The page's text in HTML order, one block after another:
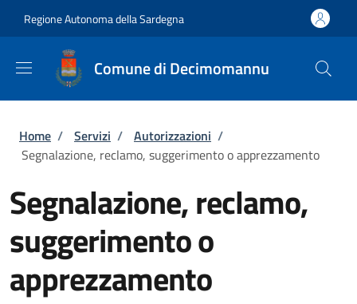
Regione Autonoma della Sardegna
Comune di Decimomannu
Briciole di pane
Home / Servizi / Autorizzazioni /
Segnalazione, reclamo, suggerimento o apprezzamento
Segnalazione, reclamo,
suggerimento o
apprezzamento